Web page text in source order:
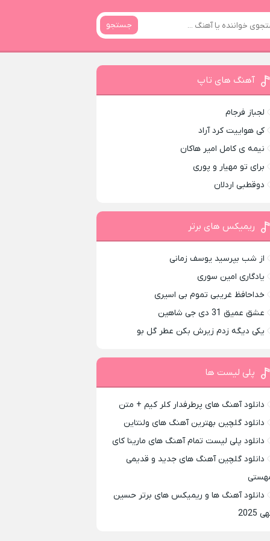
جستجو
آهنگ های تاپ
لجباز فرجام
کی هواییت کرد آراد
نیمه ی کامل امیر هاکان
برای تو مهیار و پوری
دوقطبی اردلان
ریمیکس های برتر
از شب بپرسید یوسف زمانی
یادگاری امین سوری
خداحافظ غریبی تموم بی اسیری
عشق عمیق 31 دی جی شاهین
یکی دیگه زدم زیرش بکن عطر گل بو
پلی لیست ها
دانلود آهنگ های پرطرفدار کلر کیم + متن
دانلود گلچین بهترین آهنگ های ولنتاین
دانلود پلی لیست تمام آهنگ های مارینا کای
دانلود گلچین آهنگ های جدید و قدیمی
دانلود آهنگ ها و ریمیکس های برتر حسین
2025